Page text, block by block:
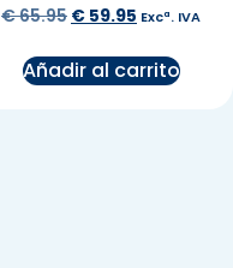
€65.95 € 59.95 Excª. IVA
Añadir al carrito